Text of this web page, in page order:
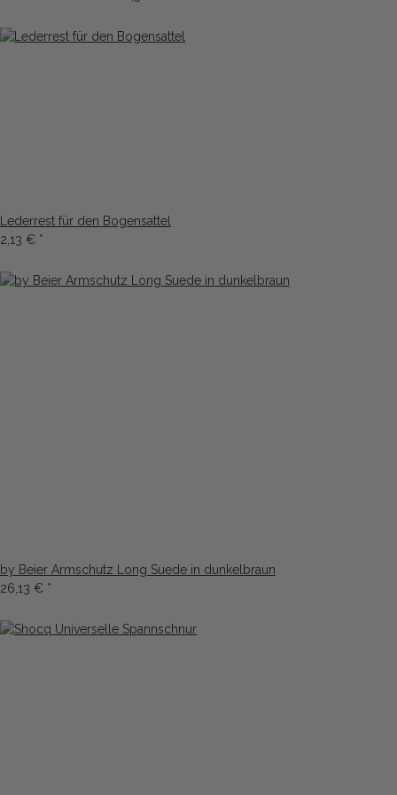
Lederrest für den Bogensattel
2,13 € *
by Beier Armschutz Long Suede in dunkelbraun
26,13 € *